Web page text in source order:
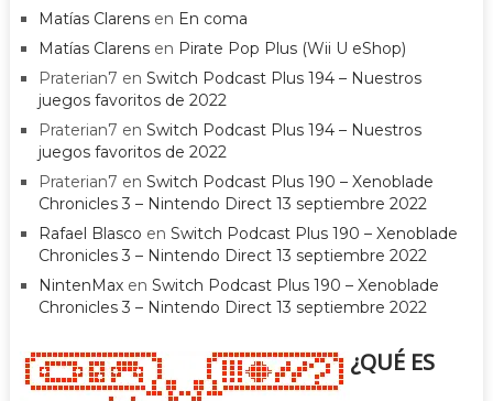
Matías Clarensen En coma
Matías Clarensen Pirate Pop Plus (Wii U eShop)
Praterian7 en Switch Podcast Plus 194 – Nuestros
juegos favoritos de 2022
Praterian7 en Switch Podcast Plus 194 – Nuestros
juegos favoritos de 2022
Praterian7 en Switch Podcast Plus 190 – Xenoblade
Chronicles 3 – Nintendo Direct 13 septiembre 2022
Rafael Blasco en Switch Podcast Plus 190 – Xenoblade
Chronicles 3 – Nintendo Direct 13 septiembre 2022
NintenMaxen Switch Podcast Plus 190 – Xenoblade
Chronicles 3 – Nintendo Direct 13 septiembre 2022
¿QUÉ ES